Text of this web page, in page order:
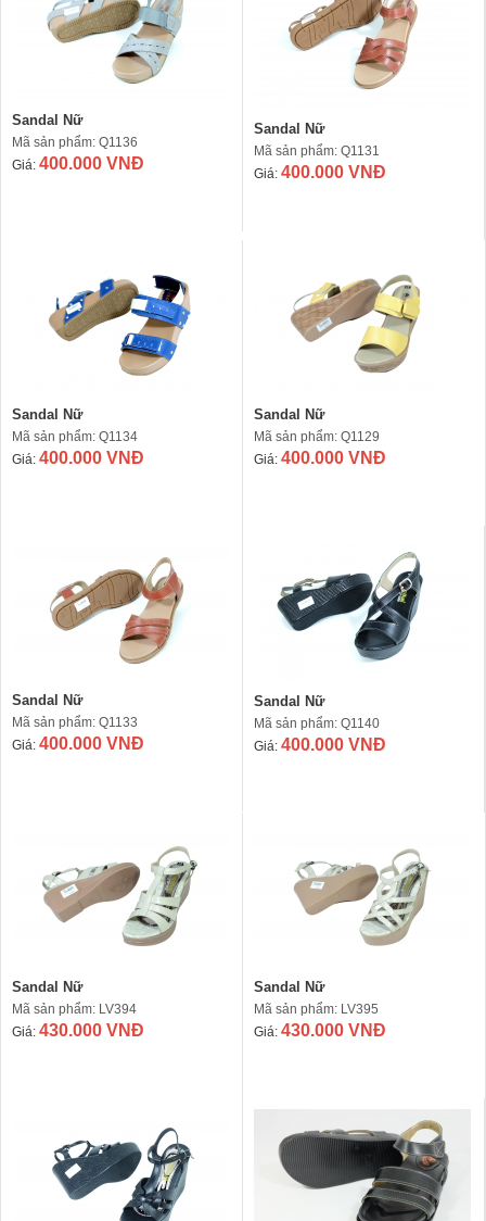
Sandal Nữ
Mã sản phẩm: Q1136
Giá: 400.000 VNĐ
Sandal Nữ
Mã sản phẩm: Q1131
Giá: 400.000 VNĐ
Sandal Nữ
Mã sản phẩm: Q1134
Giá: 400.000 VNĐ
Sandal Nữ
Mã sản phẩm: Q1129
Giá: 400.000 VNĐ
Sandal Nữ
Mã sản phẩm: Q1133
Giá: 400.000 VNĐ
Sandal Nữ
Mã sản phẩm: Q1140
Giá: 400.000 VNĐ
Sandal Nữ
Mã sản phẩm: LV394
Giá: 430.000 VNĐ
Sandal Nữ
Mã sản phẩm: LV395
Giá: 430.000 VNĐ